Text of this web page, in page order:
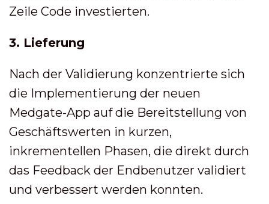
Zeile Code investierten.
3. Lieferung
Nach der Validierung konzentrierte sich
die Implementierung der neuen
Medgate-App auf die Bereitstellung von
Geschäftswerten in kurzen,
inkrementellen Phasen, die direkt durch
das Feedback der Endbenutzer validiert
und verbessert werden konnten.